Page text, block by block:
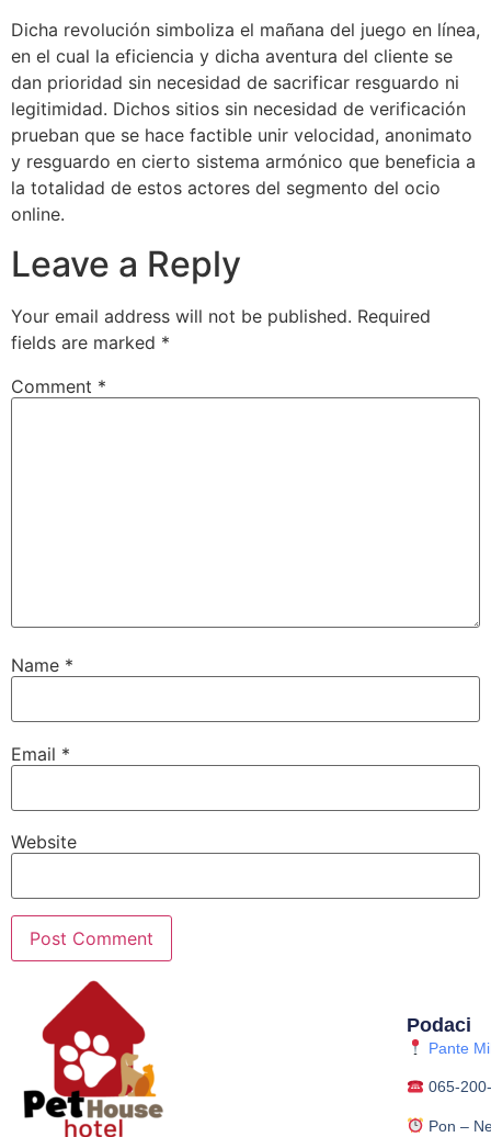
Dicha revolución simboliza el mañana del juego en línea,
en el cual la eficiencia y dicha aventura del cliente se
dan prioridad sin necesidad de sacrificar resguardo ni
legitimidad. Dichos sitios sin necesidad de verificación
prueban que se hace factible unir velocidad, anonimato
y resguardo en cierto sistema armónico que beneficia a
la totalidad de estos actores del segmento del ocio
online.
Leave a Reply
Your email address will not be published. Required
fields are marked *
Comment *
Name *
Email *
Website
Podaci
Pante
065-
Pon –